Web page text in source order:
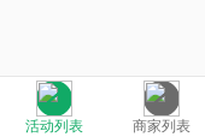
活动列表 商家列表